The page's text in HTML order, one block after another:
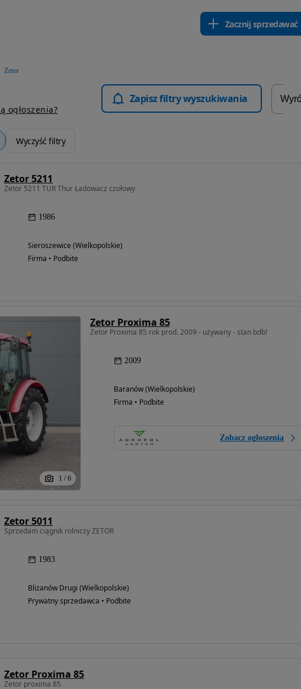
Zacznij sprzedawać
Zetor
ogłoszenia?
Zapisz filtry wyszukiwania
Wyczyść filtry
Zetor 5211
Zetor 5211 TUR Thur Ładowacz czołowy
1986
Sieroszewice (Wielkopolskie)
Firma • Podbite
1 / 6
Zetor Proxima 85
Zetor Proxima 85 rok prod. 2009 - używany - stan bdb!
2009
Baranów (Wielkopolskie)
Firma • Podbite
Zobacz ogłoszenia
Zetor 5011
Sprzedam ciągnik rolniczy ZETOR
1983
Blizanów Drugi (Wielkopolskie)
Prywatny sprzedawca • Podbite
Zetor Proxima 85
Zetor proxima 85